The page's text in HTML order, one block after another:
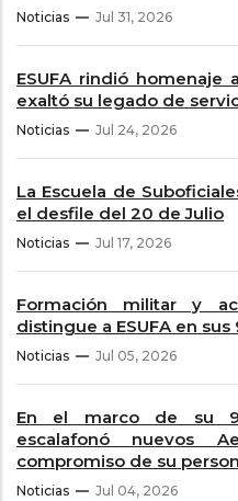
Noticias Jul 31, 2026
ESUFA rindió
exaltó su legado de
Noticias Jul 24, 2026
La Escuela de
el desfile del 20 de Julio
Noticias Jul 17, 2026
Formación militar y
distingue a ESUFA en sus
Noticias Jul 05, 2026
En el marco de su
escalafonó nuevos
compromiso de su
Noticias Jul 04, 2026